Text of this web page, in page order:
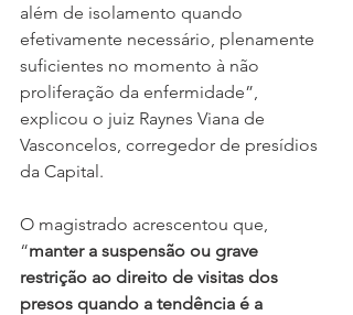
além de isolamento quando
efetivamente necessário, plenamente
suficientes no momento à não
proliferação da enfermidade”,
explicou o juiz Raynes Viana de
Vasconcelos, corregedor de presídios
da Capital.
O magistrado acrescentou que,
“manter a suspensão ou grave
restrição ao direito de visitas dos
presos quando a tendência é a